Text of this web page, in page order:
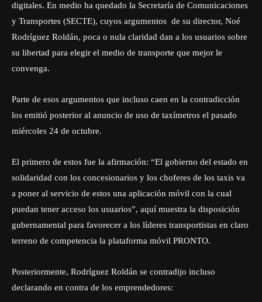
digitales. En medio ha quedado la Secretaría de Comunicaciones
y Transportes (SECTE), cuyos argumentos de su director, Noé
Rodríguez Roldán, poca o nula claridad dan a los usuarios sobre
su libertad para elegir el medio de transporte que mejor le
convenga.
Parte de esos argumentos que incluso caen en la contradicción
los emitió posterior al anuncio de uso de taxímetros el pasado
miércoles 24 de octubre.
El primero de estos fue la afirmación: “El gobierno del estado en
solidaridad con los concesionarios y los choferes de los taxis va
a poner al servicio de estos una aplicación móvil con la cual
puedan tener acceso los usuarios”, aquí muestra la disposición
gubernamental para favorecer a los líderes transportistas en claro
terreno de competencia la plataforma móvil PRONTO.
Posteriormente, Rodríguez Roldán se contradijo incluso
declarando en contra de los emprendedores: